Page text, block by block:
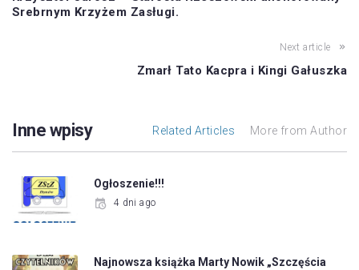
Srebrnym Krzyżem Zasługi.
Next article
Zmarł Tato Kacpra i Kingi Gałuszka
Inne wpisy Related Articles More from Author
Ogłoszenie!!!
4 dni ago
Najnowsza książka Marty Nowik „Szczęścia